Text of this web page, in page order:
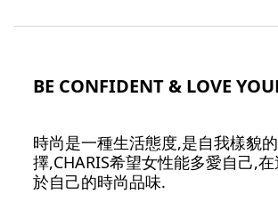
BE CONFIDENT & LOVE
時尚是一種生活態度,是自我樣貌
擇,CHARIS希望女性能多愛自己,
於自己的時尚品味.